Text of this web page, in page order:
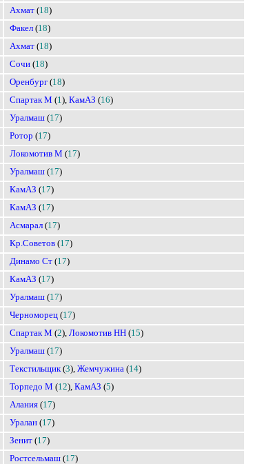
Ахмат(18)
Факел(18)
Ахмат(18)
Сочи(18)
Оренбург(18)
Спартак М (1), КамАЗ (16)
Уралмаш(17)
Ротор (17)
Локомотив М (17)
Уралмаш(17)
КамАЗ (17)
КамАЗ (17)
Асмарал(17)
Кр.Советов(17)
Динамо Ст(17)
КамАЗ (17)
Уралмаш(17)
Черноморец(17)
Спартак М (2), Локомотив НН(15)
Уралмаш(17)
Текстильщик(3), Жемчужина(14)
Торпедо М (12), КамАЗ (5)
Алания(17)
Уралан(17)
Зенит(17)
Ростсельмаш(17)